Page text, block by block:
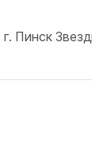
г. Пинск